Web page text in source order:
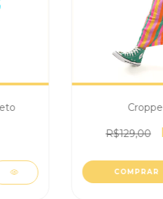
R$129,00
COMPRAR